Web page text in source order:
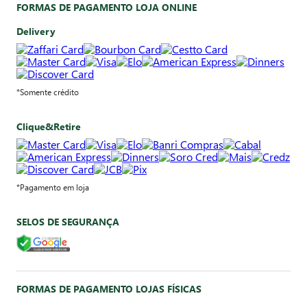
FORMAS DE PAGAMENTO LOJA ONLINE
Delivery
*Somente crédito
Clique&Retire
*Pagamento em loja
SELOS DE SEGURANÇA
FORMAS DE PAGAMENTO LOJAS FÍSICAS